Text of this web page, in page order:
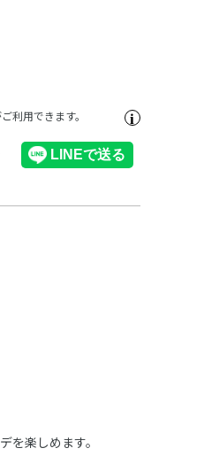
利用できます。
を楽しめます。